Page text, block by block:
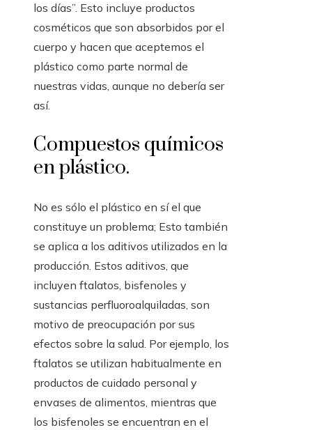
los días”. Esto incluye productos
cosméticos que son absorbidos por el
cuerpo y hacen que aceptemos el
plástico como parte normal de
nuestras vidas, aunque no debería ser
así.
Compuestos químicos
en plástico.
No es sólo el plástico en sí el que
constituye un problema; Esto también
se aplica a los aditivos utilizados en la
producción. Estos aditivos, que
incluyen ftalatos, bisfenoles y
sustancias perfluoroalquiladas, son
motivo de preocupación por sus
efectos sobre la salud. Por ejemplo, los
ftalatos se utilizan habitualmente en
productos de cuidado personal y
envases de alimentos, mientras que
los bisfenoles se encuentran en el